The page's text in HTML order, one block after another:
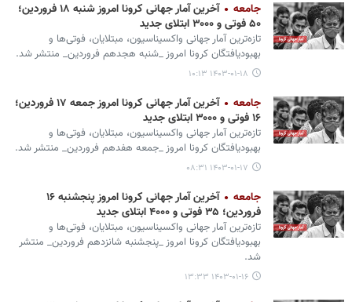
جامعه
آخرین آمار جهانی کرونا امروز شنبه ۱۸ فروردین؛
۵۰ فوتی و ۳۰۰۰ ابتلای جدید
تازه‌ترین آمار جهانی واکسیناسیون، مبتلایان، فوتی‌ها و
بهبودیافتگان کرونا امروز _شنبه هجدهم فروردین_ منتشر شد.
۱۴۰۳-۰۱-۱۸ ۱۰:۱۳
جامعه
آخرین آمار جهانی کرونا امروز جمعه ۱۷ فروردین؛
۱۶ فوتی و ۳۰۰۰ ابتلای جدید
تازه‌ترین آمار جهانی واکسیناسیون، مبتلایان، فوتی‌ها و
بهبودیافتگان کرونا امروز _جمعه هفدهم فروردین_ منتشر شد.
۱۴۰۳-۰۱-۱۷ ۰۸:۳۱
جامعه
آخرین آمار جهانی کرونا امروز پنجشنبه ۱۶
فروردین؛ ۳۵ فوتی و ۴۰۰۰ ابتلای جدید
تازه‌ترین آمار جهانی واکسیناسیون، مبتلایان، فوتی‌ها و
بهبودیافتگان کرونا امروز _پنجشنبه شانزدهم فروردین_ منتشر
شد.
۱۴۰۳-۰۱-۱۶ ۱۳:۳۳